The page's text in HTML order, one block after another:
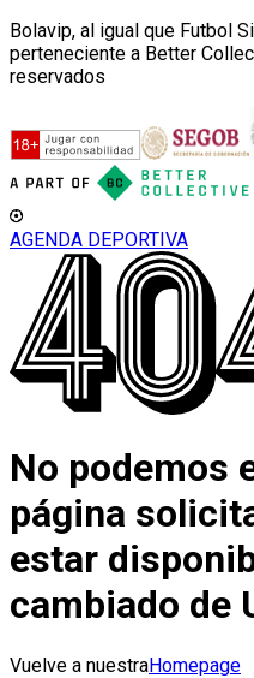
Bolavip, al igual que Futbol
perteneciente a Better
reservados
AGENDA DEPORTIVA
No podemos
página
estar
cambiado de
Vuelve a nuestraHomepage